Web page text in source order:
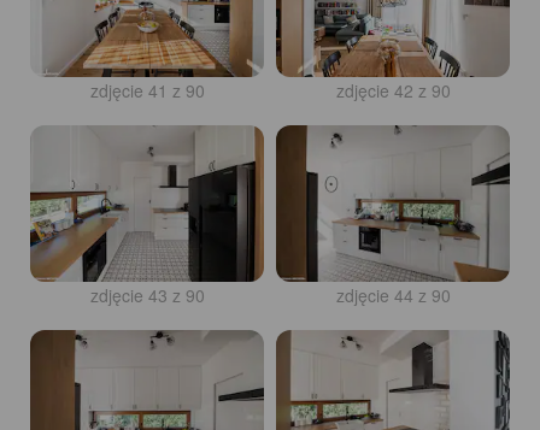
zdjęcie 41 z 90 zdjęcie 42 z 90
zdjęcie 43 z 90 zdjęcie 44 z 90